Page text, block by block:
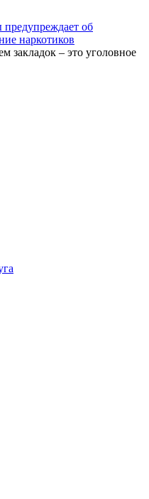
об
наркотиков
закладок – это уголовное